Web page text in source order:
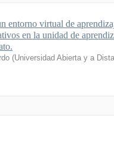
entorno virtual de
en la unidad de
(Universidad Abierta y a